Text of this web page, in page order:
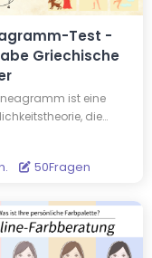
Test -
Griechische
ist eine
die
erfahren Sie Ihren
griechische Gott
Persönlichkeitstyp
Sie. Der Test bietet
50Fragen